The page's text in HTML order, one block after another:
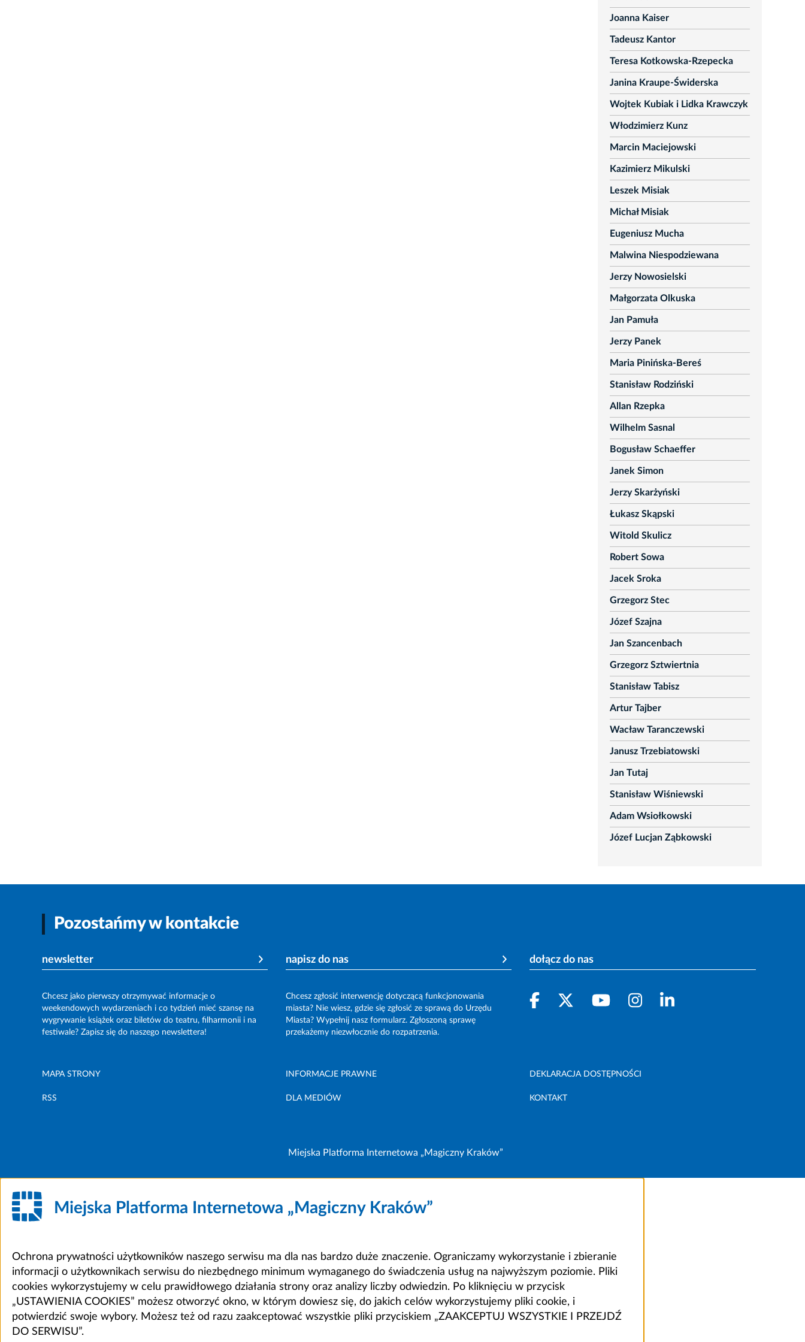
Joanna Kaiser
Tadeusz Kantor
Teresa Kotkowska-Rzepecka
Janina Kraupe-Świderska
Wojtek Kubiak i Lidka Krawczyk
Włodzimierz Kunz
Marcin Maciejowski
Kazimierz Mikulski
Leszek Misiak
Michał Misiak
Eugeniusz Mucha
Malwina Niespodziewana
Jerzy Nowosielski
Małgorzata Olkuska
Jan Pamuła
Jerzy Panek
Maria Pinińska-Bereś
Stanisław Rodziński
Allan Rzepka
Wilhelm Sasnal
Bogusław Schaeffer
Janek Simon
Jerzy Skarżyński
Łukasz Skąpski
Witold Skulicz
Robert Sowa
Jacek Sroka
Grzegorz Stec
Józef Szajna
Jan Szancenbach
Grzegorz Sztwiertnia
Stanisław Tabisz
Artur Tajber
Wacław Taranczewski
Janusz Trzebiatowski
Jan Tutaj
Stanisław Wiśniewski
Adam Wsiołkowski
Józef Lucjan Ząbkowski
Pozostańmy w kontakcie
newsletter
Chcesz jako pierwszy otrzymywać informacje o
weekendowych wydarzeniach i co tydzień mieć szansę na
wygrywanie książek oraz biletów do teatru, filharmonii i na
festiwale? Zapisz się do naszego newslettera!
napisz do nas
Chcesz zgłosić interwencję dotyczącą funkcjonowania
miasta? Nie wiesz, gdzie się zgłosić ze sprawą do Urzędu
Miasta? Wypełnij nasz formularz. Zgłoszoną sprawę
przekażemy niezwłocznie do rozpatrzenia.
dołącz do nas
MAPA STRONY INFORMACJE PRAWNE DEKLARACJA DOSTĘPNOŚCI
RSS DLA MEDIÓW KONTAKT
Miejska Platforma Internetowa „Magiczny Kraków”
Miejska Platforma Internetowa „Magiczny Kraków”
Ochrona prywatności użytkowników naszego serwisu ma dla nas bardzo duże znaczenie. Ograniczamy wykorzystanie i zbieranie
informacji o użytkownikach serwisu do niezbędnego minimum wymaganego do świadczenia usług na najwyższym poziomie. Pliki
cookies wykorzystujemy w celu prawidłowego działania strony oraz analizy liczby odwiedzin. Po kliknięciu w przycisk
„USTAWIENIA COOKIES” możesz otworzyć okno, w którym dowiesz się, do jakich celów wykorzystujemy pliki cookie, i
potwierdzić swoje wybory. Możesz też od razu zaakceptować wszystkie pliki przyciskiem „ZAAKCEPTUJ WSZYSTKIE I PRZEJDŹ
DO SERWISU”.